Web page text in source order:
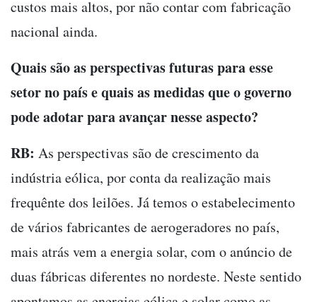
custos mais altos, por não contar com fabricação
nacional ainda.
Quais são as perspectivas futuras para esse
setor no país e quais as medidas que o governo
pode adotar para avançar nesse aspecto?
RB: As perspectivas são de crescimento da
indústria eólica, por conta da realização mais
frequênte dos leilões. Já temos o estabelecimento
de vários fabricantes de aerogeradores no país,
mais atrás vem a energia solar, com o anúncio de
duas fábricas diferentes no nordeste. Neste sentido